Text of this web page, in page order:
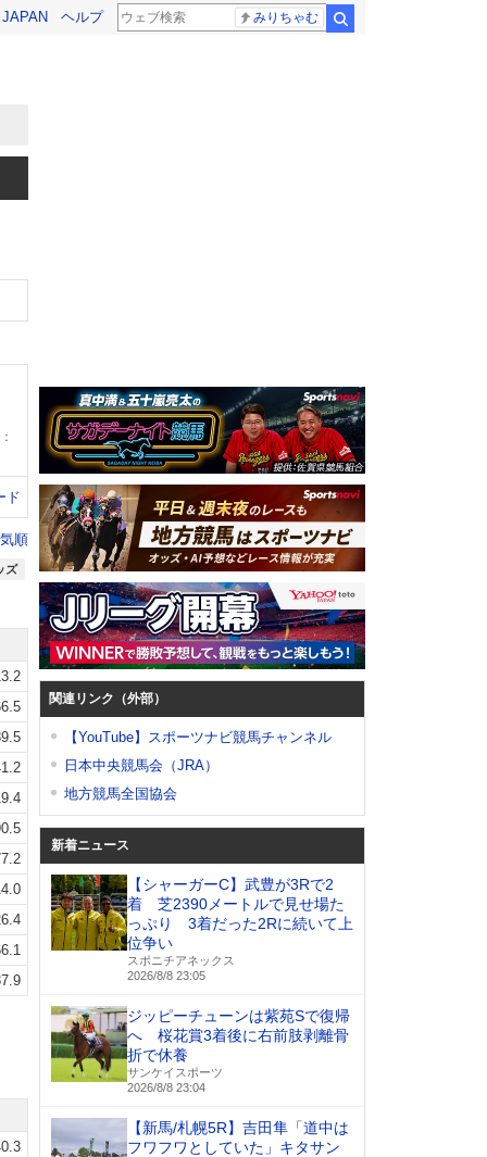
ヘルプ みりちゃむ
ド
順
ズ
関連リンク（外部）
【YouTube】スポーツナビ競馬チャンネル
日本中央競馬会（JRA）
地方競馬全国協会
新着ニュース
【シャーガーC】武豊が3Rで2
着 芝2390メートルで見せ場た
っぷり 3着だった2Rに続いて上
位争い
スポニチアネックス
2026/8/8 23:05
ジッピーチューンは紫苑Sで復帰
へ 桜花賞3着後に右前肢剥離骨
折で休養
サンケイスポーツ
2026/8/8 23:04
【新馬/札幌5R】吉田隼「道中は
フワフワとしていた」キタサン